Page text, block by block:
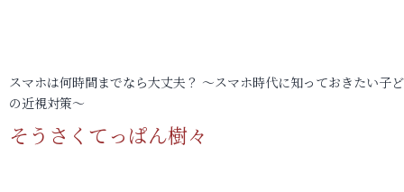
スマホは何時間までなら大丈夫？ ～スマホ時代に知っておきたい子
の近視対策～
そうさくてっぱん樹々